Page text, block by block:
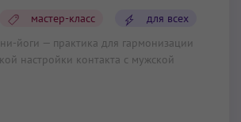
мастер-класс
для всех
йоги — практика для гармонизации
настройки контакта с мужской